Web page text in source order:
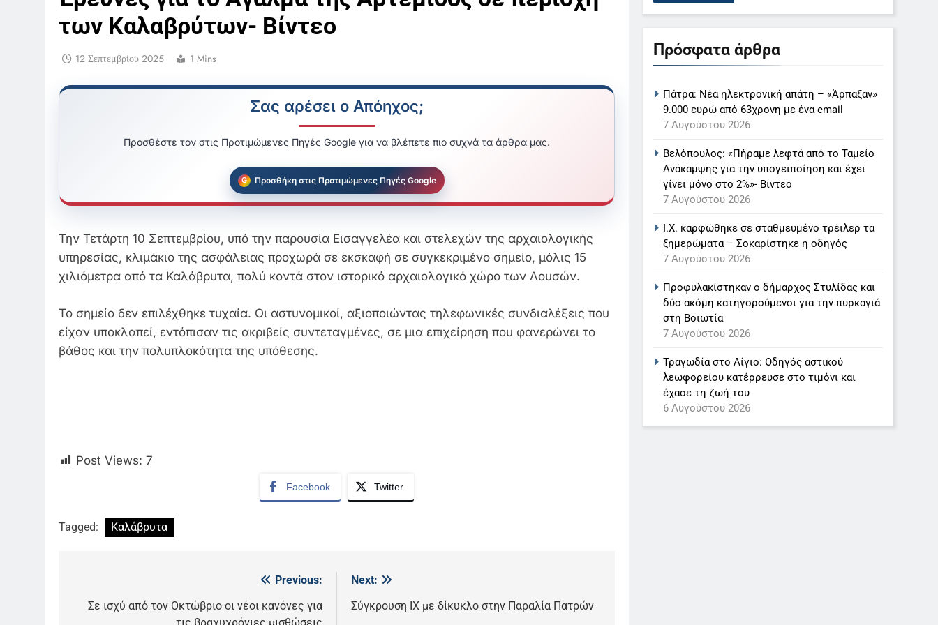
των Καλαβρύτων- Βίντεο
12 Σεπτεμβρίου 2025 1 Mins
Σας αρέσει ο Απόηχος;
Προσθέστε τον στις Προτιμώμενες Πηγές Google για να βλέπετε πιο συχνά τα άρθρα μας.
Προσθήκη στις Προτιμώμενες Πηγές Google
Την Τετάρτη 10 Σεπτεμβρίου, υπό την παρουσία Εισαγγελέα και στελεχών της αρχαιολογικής
υπηρεσίας, κλιμάκιο της ασφάλειας προχωρά σε εκσκαφή σε συγκεκριμένο σημείο, μόλις 15
χιλιόμετρα από τα Καλάβρυτα, πολύ κοντά στον ιστορικό αρχαιολογικό χώρο των Λουσών.
Το σημείο δεν επιλέχθηκε τυχαία. Οι αστυνομικοί, αξιοποιώντας τηλεφωνικές συνδιαλέξεις που
είχαν υποκλαπεί, εντόπισαν τις ακριβείς συντεταγμένες, σε μια επιχείρηση που φανερώνει το
βάθος και την πολυπλοκότητα της υπόθεσης.
Post Views: 7
Facebook Twitter
Tagged: Καλάβρυτα
άρθρων
Previous:
Σε ισχύ από τον Οκτώβριο οι νέοι κανόνες για
Next:
Σύγκρουση ΙΧ με δίκυκλο στην Παραλία Πατρών
Πρόσφατα άρθρα
Πάτρα: Νέα ηλεκτρονική απάτη – «Άρπαξαν»
9.000 ευρώ από 63χρονη με ένα email
7 Αυγούστου 2026
Βελόπουλος: «Πήραμε λεφτά από το Ταμείο
Ανάκαμψης για την υπογειποίηση και έχει
γίνει μόνο στο 2%»- Βίντεο
7 Αυγούστου 2026
Ι.Χ. καρφώθηκε σε σταθμευμένο τρέιλερ τα
ξημερώματα – Σοκαρίστηκε η οδηγός
7 Αυγούστου 2026
Προφυλακίστηκαν ο δήμαρχος Στυλίδας και
δύο ακόμη κατηγορούμενοι για την πυρκαγιά
στη Βοιωτία
7 Αυγούστου 2026
Τραγωδία στο Αίγιο: Οδηγός αστικού
λεωφορείου κατέρρευσε στο τιμόνι και
έχασε τη ζωή του
6 Αυγούστου 2026
Ο Παναγιώτης Στάθης στο